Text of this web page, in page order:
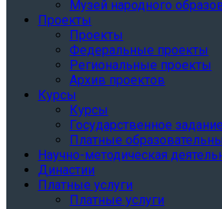
Музей народного
Проекты
Проекты
Федеральные проекты
Региональные проекты
Архив проектов
Курсы
Курсы
Государственное задание
Платные
Научно-методическая
Династии
Платные услуги
Платные услуги